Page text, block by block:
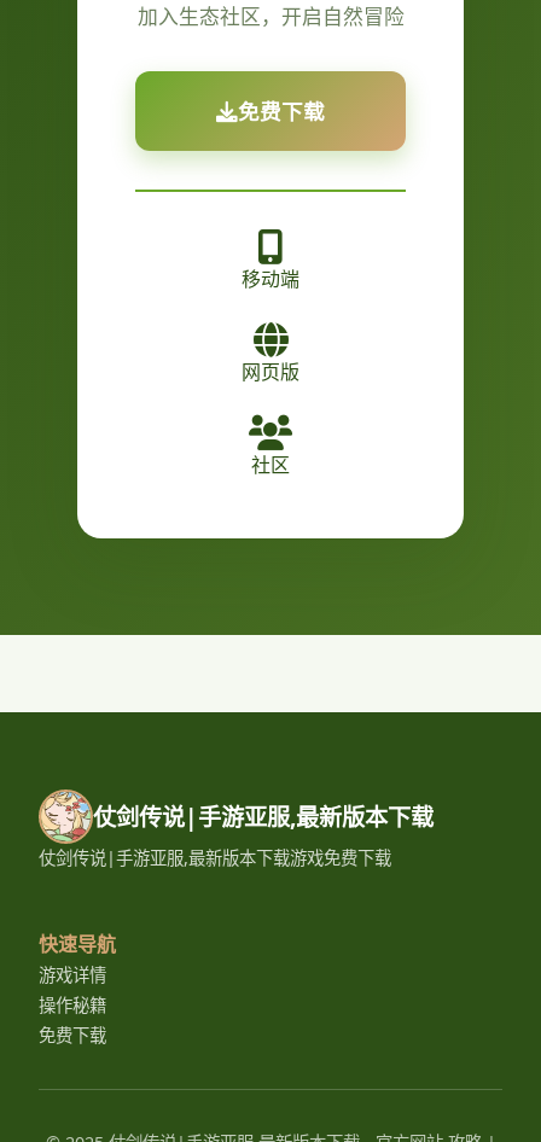
加入生态社区，开启自然冒险
免费下载
移动端
网页版
社区
仗剑传说|手游亚服,最新版本下载
仗剑传说|手游亚服,最新版本下载游戏免费下载
快速导航
游戏详情
操作秘籍
免费下载